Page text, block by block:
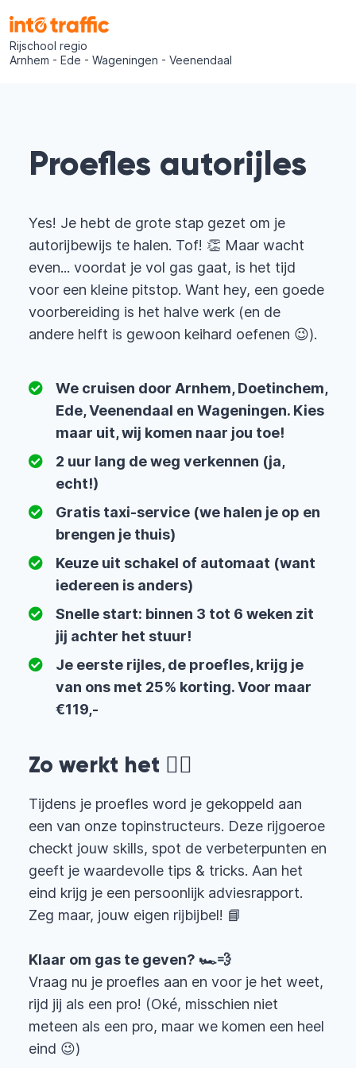
Rijschool regio
Arnhem - Ede - Wageningen - Veenendaal
Proefles autorijles
Yes! Je hebt de grote stap gezet om je
autorijbewijs te halen. Tof! 👏 Maar wacht
even... voordat je vol gas gaat, is het tijd
voor een kleine pitstop. Want hey, een goede
voorbereiding is het halve werk (en de
andere helft is gewoon keihard oefenen 😉).
We cruisen door Arnhem, Doetinchem,
Ede, Veenendaal en Wageningen. Kies
maar uit, wij komen naar jou toe!
2 uur lang de weg verkennen (ja,
echt!)
Gratis taxi-service (we halen je op en
brengen je thuis)
Keuze uit schakel of automaat (want
iedereen is anders)
Snelle start: binnen 3 tot 6 weken zit
jij achter het stuur!
Je eerste rijles, de proefles, krijg je
van ons met 25% korting. Voor maar
€119,-
Zo werkt het 🕵️‍♂️
Tijdens je proefles word je gekoppeld aan
een van onze topinstructeurs. Deze rijgoeroe
checkt jouw skills, spot de verbeterpunten en
geeft je waardevolle tips & tricks. Aan het
eind krijg je een persoonlijk adviesrapport.
Zeg maar, jouw eigen rijbijbel! 📘
Klaar om gas te geven? 🏎️💨
Vraag nu je proefles aan en voor je het weet,
rijd jij als een pro! (Oké, misschien niet
meteen als een pro, maar we komen een heel
eind 😉)